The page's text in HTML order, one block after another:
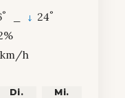
° 24°
h
Di. Mi.